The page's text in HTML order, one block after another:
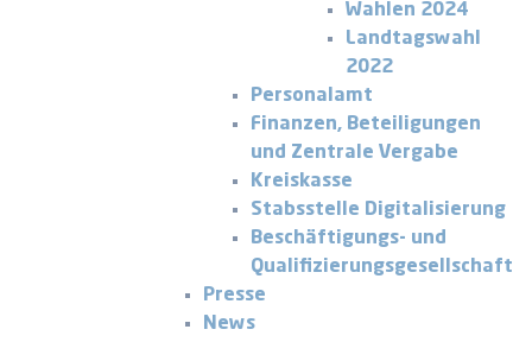
Wahlen 2024
Landtagswahl
2022
Personalamt
Finanzen, Beteiligungen
und Zentrale Vergabe
Kreiskasse
Stabsstelle Digitalisierung
Beschäftigungs- und
Qualifizierungsgesellschaft
Presse
News